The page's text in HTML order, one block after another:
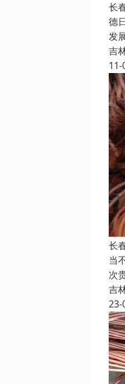
长
德
发
吉
11-
长
当
次
吉
23-